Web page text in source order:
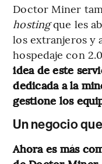
Doctor Miner
hostingque les
los extranjeros y
hospedaje con
idea de este
dedicada a la
gestione los
Un negocio
Ahora es más